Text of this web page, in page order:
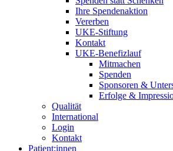
Ihre Spendenaktion
Vererben
UKE-Stiftung
Kontakt
UKE-Benefizlauf
Mitmachen
Spenden
Sponsoren &
Erfolge &
Qualität
International
Login
Kontakt
Patient:innen